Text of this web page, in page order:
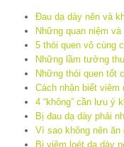
Đau dạ dày nên và
Những quan niệm
5 thói quen vô cùng
Những lầm tưởng
Những thói quen tốt
Cách nhận biết viêm
4 “không” cần lưu ý
Bị đau dạ dày phải
Vì sao không nên ăn
Bị viêm loét dạ dày